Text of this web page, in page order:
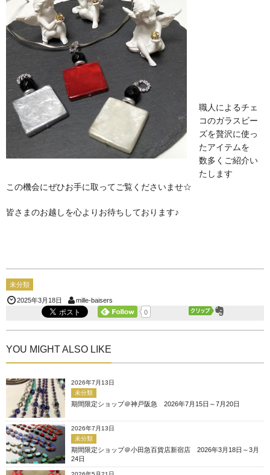
職人によるチェ
コのガラスビー
ズを贅沢に使っ
たアイテムを
数多くご紹介い
たします
この機会にぜひお手に取ってご覧くださいませ☆
皆さまのお越しを心よりお待ちしております♪
未分類
2025年3月18日
mille-baisers
0
YOU MIGHT ALSO LIKE
2026年7月13日
未分類
期間限定ショップ＠神戸阪急 2026年7月15日～7月20日
2026年7月13日
未分類
期間限定ショップ＠小田急百貨店新宿店 2026年3月18日～3月
24日